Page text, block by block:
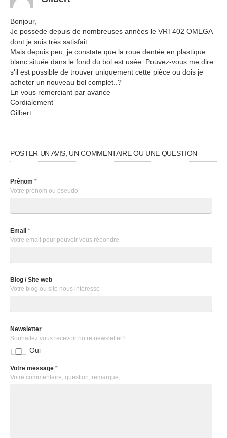
Bonjour,
Je possède depuis de nombreuses années le VRT402 OMEGA
dont je suis très satisfait.
Mais depuis peu, je constate que la roue dentée en plastique
blanc située dans le fond du bol est usée. Pouvez-vous me dire
s’il est possible de trouver uniquement cette pièce ou dois je
acheter un nouveau bol complet..?
En vous remerciant par avance
Cordialement
Gilbert
POSTER UN AVIS, UN COMMENTAIRE OU UNE QUESTION
Prénom *
Votre prénom ou pseudo
Email *
Votre email pour pouvoir vous répondre
Blog / Site web
Votre blog ou site nous intéresse
Newsletter
Souhaitez vous recevoir notre newsletter?
Oui
Votre message *
Votre commentaire, question, remarque, ...